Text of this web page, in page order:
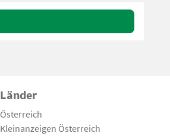
Länder
Österreich
Kleinanzeigen Österreich